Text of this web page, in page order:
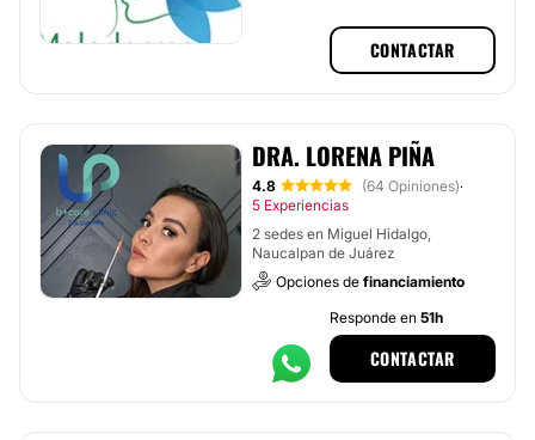
CONTACTAR
DRA. LORENA PIÑA
4.8 (64 Opiniones)·
5 Experiencias
2 sedes en Miguel Hidalgo,
Naucalpan de Juárez
Opciones de financiamiento
Responde en 51h
CONTACTAR